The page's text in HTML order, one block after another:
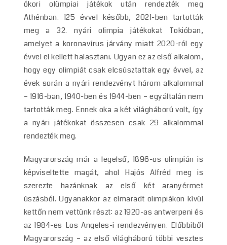
ókori olümpiai játékok után rendezték meg
Athénban. 125 évvel később, 2021-ben tartották
meg a 32. nyári olimpia játékokat Tokióban,
amelyet a koronavírus járvány miatt 2020-ról egy
évvel el kellett halasztani. Ugyan ez az első alkalom,
hogy egy olimpiát csak elcsúsztattak egy évvel, az
évek során a nyári rendezvényt három alkalommal
– 1916-ban, 1940-ben és 1944-ben – egyáltalán nem
tartották meg. Ennek oka a két világháború volt, így
a nyári játékokat összesen csak 29 alkalommal
rendezték meg.
Magyarország már a legelső, 1896-os olimpián is
képviseltette magát, ahol Hajós Alfréd meg is
szerezte hazánknak az első két aranyérmet
úszásból. Ugyanakkor az elmaradt olimpiákon kívül
kettőn nem vettünk részt: az 1920-as antwerpeni és
az 1984-es Los Angeles-i rendezvényen. Előbbiből
Magyarország – az első világháború többi vesztes